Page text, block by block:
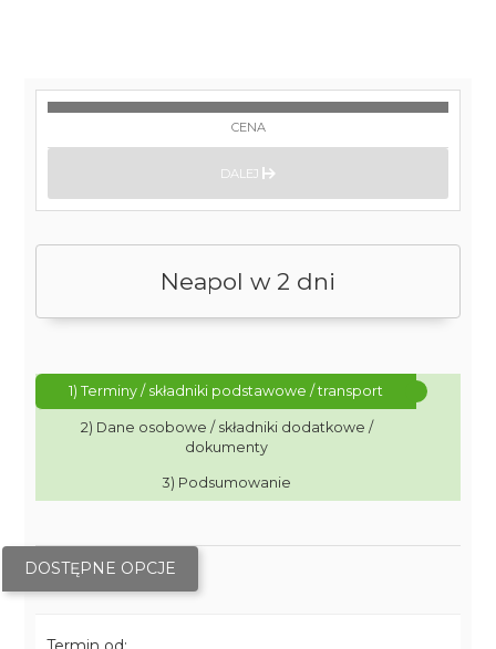
Neapol w 2 dni
1) Terminy / składniki podstawowe / transport
2) Dane osobowe / składniki dodatkowe /
dokumenty
3) Podsumowanie
DOSTĘPNE OPCJE
CENA
DALEJ